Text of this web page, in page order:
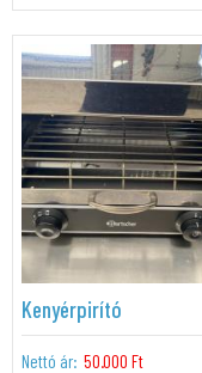
Kenyérpirító
Nettó ár: 50.000 Ft